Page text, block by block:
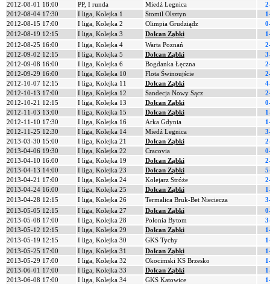
2012-08-01 18:00
PP, I runda Miedź Legnica
2012-08-04 17:30
I liga, Kolejka 1 Stomil Olsztyn
2012-08-15 17:00
I liga, Kolejka 2 Olimpia Grudziądz
2012-08-19 12:15
I liga, Kolejka 3 Dolcan Ząbki
2012-08-25 16:00
I liga, Kolejka 4 Warta Poznań
2012-09-02 12:15
I liga, Kolejka 5 Dolcan Ząbki
2012-09-08 16:00
I liga, Kolejka 6 Bogdanka Łęczna
2012-09-29 16:00
I liga, Kolejka 10 Flota Świnoujście
2012-10-07 12:15
I liga, Kolejka 11 Dolcan Ząbki
2012-10-13 17:00
I liga, Kolejka 12 Sandecja Nowy Sącz
2012-10-21 12:15
I liga, Kolejka 13 Dolcan Ząbki
2012-11-03 13:00
I liga, Kolejka 15 Dolcan Ząbki
2012-11-10 17:30
I liga, Kolejka 16 Arka Gdynia
2012-11-25 12:30
I liga, Kolejka 14 Miedź Legnica
2013-03-30 15:00
I liga, Kolejka 21 Dolcan Ząbki
2013-04-06 19:30
I liga, Kolejka 22 Cracovia
2013-04-10 16:00
I liga, Kolejka 19 Dolcan Ząbki
2013-04-13 14:00
I liga, Kolejka 23 Dolcan Ząbki
2013-04-21 17:00
I liga, Kolejka 24 Kolejarz Stróże
2013-04-24 16:00
I liga, Kolejka 25 Dolcan Ząbki
2013-04-28 12:15
I liga, Kolejka 26 Termalica Bruk-Bet Nieciecza
2013-05-05 12:15
I liga, Kolejka 27 Dolcan Ząbki
2013-05-08 17:00
I liga, Kolejka 28 Polonia Bytom
2013-05-12 12:15
I liga, Kolejka 29 Dolcan Ząbki
2013-05-19 12:15
I liga, Kolejka 30 GKS Tychy
2013-05-25 17:00
I liga, Kolejka 31 Dolcan Ząbki
2013-05-29 17:00
I liga, Kolejka 32 Okocimski KS Brzesko
2013-06-01 17:00
I liga, Kolejka 33 Dolcan Ząbki
2013-06-08 17:00
I liga, Kolejka 34 GKS Katowice